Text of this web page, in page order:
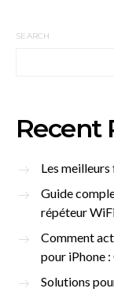
SEARCH
Recent
Les
Guide
répéteur
Comment
pour iPhone
Solutions